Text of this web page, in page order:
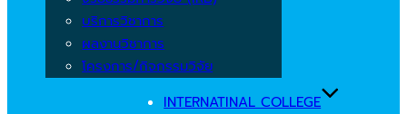
บริการวิชาการ
ผลงานวิชาการ
โครงการ/กิจกรรมวิจัย
INTERNATINAL COLLEGE